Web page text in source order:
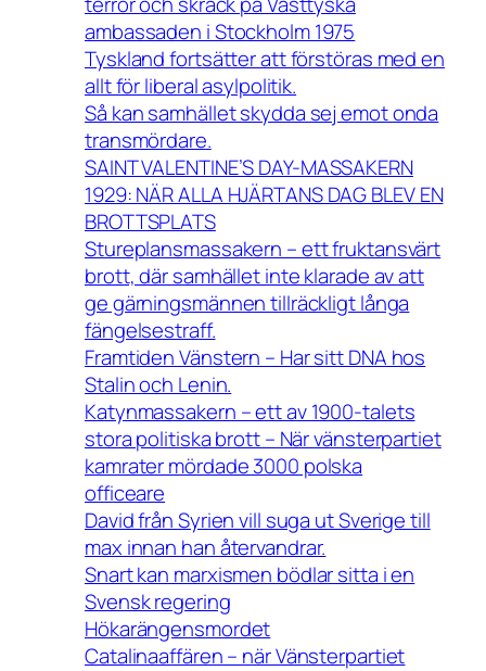
ambassaden i Stockholm 1975
Tyskland fortsätter att förstöras med en
allt för liberal asylpolitik.
Så kan samhället skydda sej emot onda
transmördare.
SAINT VALENTINE’S DAY-MASSAKERN
1929: NÄR ALLA HJÄRTANS DAG BLEV EN
BROTTSPLATS
Stureplansmassakern – ett fruktansvärt
brott, där samhället inte klarade av att
ge gärningsmännen tillräckligt långa
fängelsestraff.
Framtiden Vänstern – Har sitt DNA hos
Stalin och Lenin.
Katynmassakern – ett av 1900-talets
stora politiska brott – När vänsterpartiet
kamrater mördade 3000 polska
officeare
David från Syrien vill suga ut Sverige till
max innan han återvandrar.
Snart kan marxismen bödlar sitta i en
Svensk regering
Hökarängensmordet
Catalinaaffären – när Vänsterpartiet